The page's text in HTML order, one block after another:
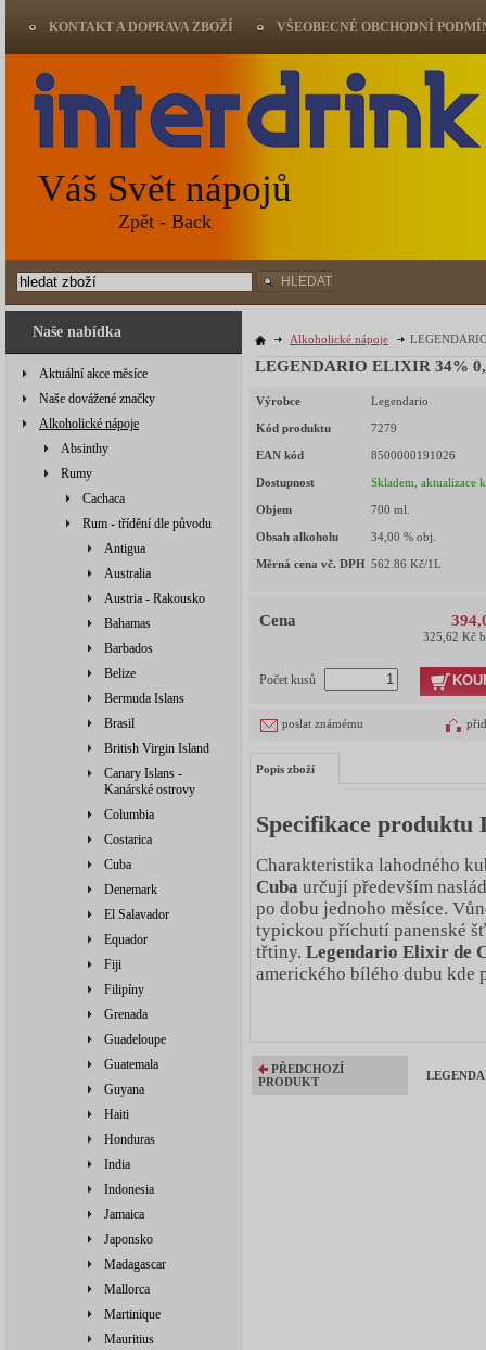
Naše nabídka
Aktuální akce měsíce
Naše dovážené značky
Alkoholické nápoje
Absinthy
Rumy
Cachaca
Rum - třídění dle původu
Antigua
Australia
Austria - Rakousko
Bahamas
Barbados
Belize
Bermuda Islans
Brasil
British Virgin Island
Canary Islans -
Kanárské ostrovy
Columbia
Costarica
Cuba
Denemark
El Salavador
Equador
Fiji
Filipíny
Grenada
Guadeloupe
Guatemala
Guyana
Haiti
Honduras
India
Indonesia
Jamaica
Japonsko
Madagascar
Mallorca
Martinique
Mauritius
Alkoholické nápoje
LEGENDARIO ELIXIR
Výrobce Legendario
Kód produktu 7279
EAN kód 8500000191026
Dostupnost Skladem, aktualizace
Objem 700 ml.
Obsah alkoholu 34,00 % obj.
Měrná cena vč. DPH 562.86 Kč/1L
Cena
325,62 Kč
Počet kusů
poslat známému
Popis zboží
Specifikace produktu
Charakteristika lahodného
Cuba určují především
po dobu jednoho měsíce.
typickou příchutí panenské
třtiny. Legendario Elixir de
amerického bílého dubu kde
PŘEDCHOZÍ
PRODUKT
KONTAKT A DOPRAVA ZBOŽÍ VŠEOBECNÉ OBCHODNÍ
Váš Svět nápojů
Zpět - Back
HLEDAT